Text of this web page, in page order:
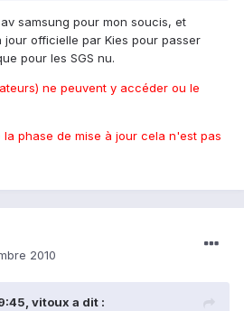
samsung pour mon soucis, et
officielle par Kies pour passer
pour les SGS nu.
ne peuvent y accéder ou le
phase de mise à jour cela n'est pas
2010
vitoux a dit :